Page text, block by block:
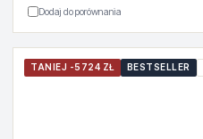
Dodaj do porównania
TANIEJ -5724 ZŁ BESTSELLER